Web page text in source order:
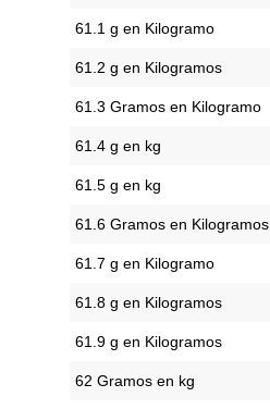
61.1 g en Kilogramo
61.2 g en Kilogramos
61.3 Gramos en Kilogramo
61.4 g en kg
61.5 g en kg
61.6 Gramos en Kilogramos
61.7 g en Kilogramo
61.8 g en Kilogramos
61.9 g en Kilogramos
62 Gramos en kg